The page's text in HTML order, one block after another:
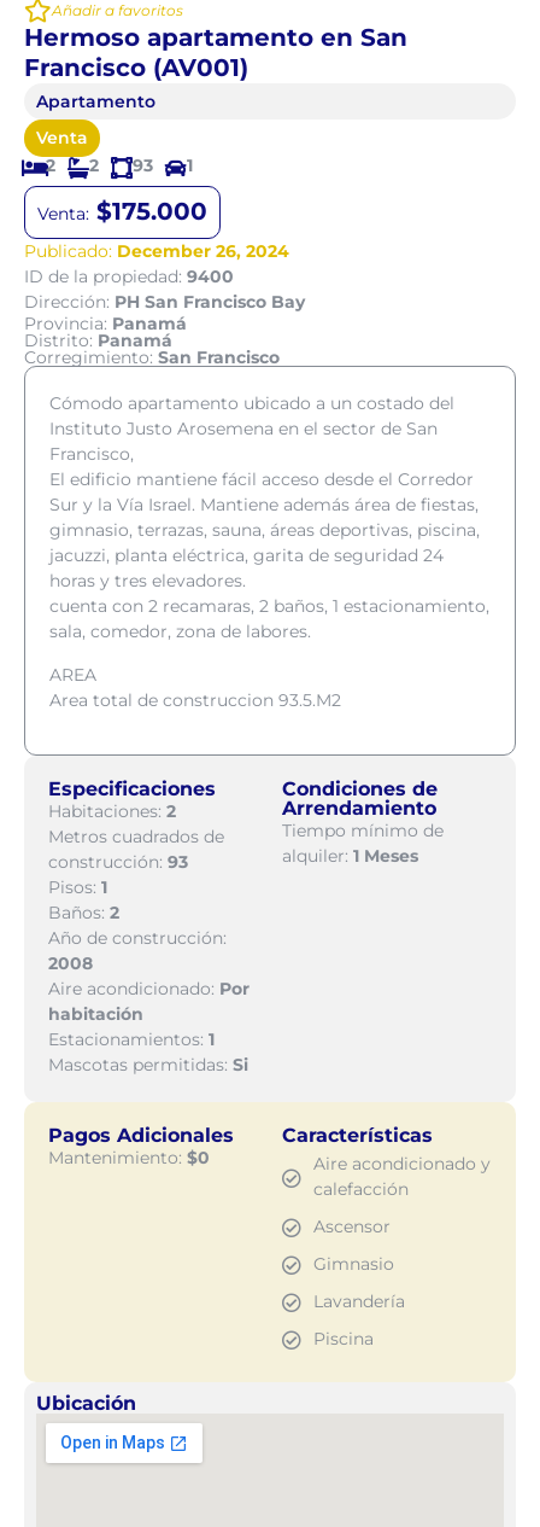
Añadir a favoritos
Hermoso apartamento en San
Francisco (AV001)
Apartamento
Venta
2
2 93 1
Venta: $175.000
Publicado: December 26, 2024
ID de la propiedad: 9400
Dirección: PH San Francisco Bay
Provincia: Panamá
Distrito: Panamá
Corregimiento: San Francisco
Cómodo apartamento ubicado a un costado del
Instituto Justo Arosemena en el sector de San
Francisco,
El edificio mantiene fácil acceso desde el Corredor
Sur y la Vía Israel. Mantiene además área de fiestas,
gimnasio, terrazas, sauna, áreas deportivas, piscina,
jacuzzi, planta eléctrica, garita de seguridad 24
horas y tres elevadores.
cuenta con 2 recamaras, 2 baños, 1 estacionamiento,
sala, comedor, zona de labores.
AREA
Area total de construccion 93.5.M2
Especificaciones
Habitaciones: 2
Metros cuadrados de
construcción: 93
Pisos: 1
Baños: 2
Año de construcción:
2008
Aire acondicionado: Por
habitación
Estacionamientos: 1
Mascotas permitidas: Si
Condiciones de
Arrendamiento
Tiempo mínimo de
alquiler: 1 Meses
Pagos Adicionales
Mantenimiento: $0
Características
Aire acondicionado y
calefacción
Ascensor
Gimnasio
Lavandería
Piscina
Ubicación